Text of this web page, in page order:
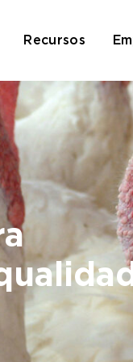
Recursos